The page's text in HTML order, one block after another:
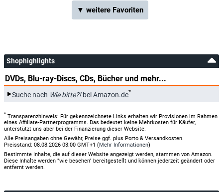
▼ weitere Favoriten
Shophighlights
DVDs, Blu-ray-Discs, CDs, Bücher und mehr...
Suche nach Wie bitte?!bei Amazon.de*
* Transparenzhinweis: Für gekennzeichnete Links erhalten wir Provisionen im Rahmen
eines Affiliate-Partnerprogramms. Das bedeutet keine Mehrkosten für Käufer,
unterstützt uns aber bei der Finanzierung dieser Website.
Alle Preisangaben ohne Gewähr, Preise ggf. plus Porto & Versandkosten.
Preisstand: 08.08.2026 03:00 GMT+1 (Mehr Informationen)
Bestimmte Inhalte, die auf dieser Website angezeigt werden, stammen von Amazon.
Diese Inhalte werden "wie besehen" bereitgestellt und können jederzeit geändert oder
entfernt werden.